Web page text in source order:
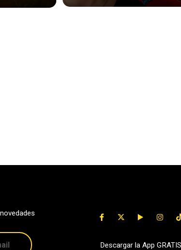
Descargar la App GRATIS